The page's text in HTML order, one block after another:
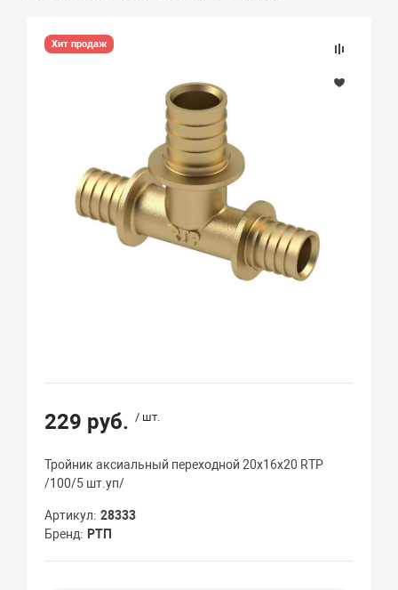
Хит продаж
229 руб. / шт.
Тройник аксиальный переходной 20х16х20 RTP
/100/5 шт.уп/
Артикул 28333
Бренд
РТП